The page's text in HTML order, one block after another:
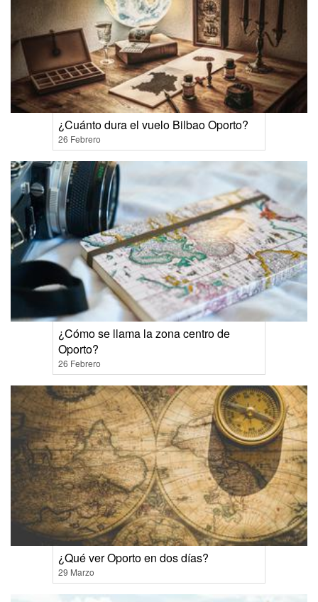
¿Cuánto dura el vuelo Bilbao Oporto?
26 Febrero
¿Cómo se llama la zona centro de
Oporto?
26 Febrero
¿Qué ver Oporto en dos días?
29 Marzo